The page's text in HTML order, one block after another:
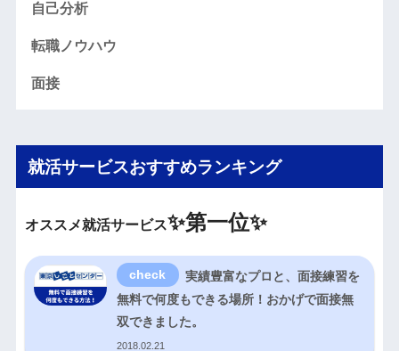
自己分析
転職ノウハウ
面接
就活サービスおすすめランキング
オススメ就活サービス✨第一位✨
実績豊富なプロと、面接練習を
無料で何度もできる場所！おかげで面接無
双できました。
2018.02.21